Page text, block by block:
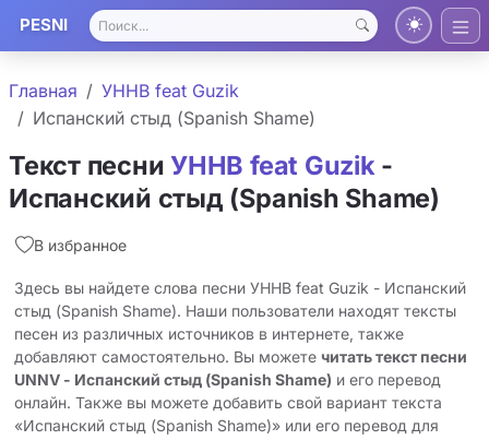
PESNI
Главная
УННВ feat Guzik
Испанский стыд (Spanish Shame)
Текст песниУННВ feat Guzik -
Испанский стыд (Spanish Shame)
В избранное
Здесь вы найдете слова песни УННВ feat Guzik - Испанский
стыд (Spanish Shame). Наши пользователи находят тексты
песен из различных источников в интернете, также
добавляют самостоятельно. Вы можете читать текст песни
UNNV - Испанский стыд (Spanish Shame) и его перевод
онлайн. Также вы можете добавить свой вариант текста
«Испанский стыд (Spanish Shame)» или его перевод для